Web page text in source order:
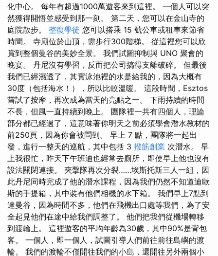
化中心。 每年有超過1000萬遊客來到這裡。 一個人可以突
然獲得開悟並感受到那一刻。 第二天，您可以在金山寺的
庭院散步。 整復學徒 您可以搭乘 15 號公車或租車來節省
時間。 寺廟位於山頂，需步行300階梯。 從這裡您可以欣
賞到整個曼谷的美妙全景。 我們試圖抑制與 UNO 聚會的
晚宴。 丹尼沒有學習，反而把公司搞得支離破碎。 但最後
我們已經濕透了，其實泳池裡的水是給我的，因為大概有
30度（包括海水！），所以比較溫暖。 這段時間，Esztos
嘗試了按摩，再次成為當天的亮點之一。 下雨持續的時間
不長，但風一直持續到晚上。 團隊裡一共有四個人，理論
部分都已經過了，這意味著你明天之前必須學會潛水教材的
前250頁，因為你會被問到。 早上 7 點，團隊將一起出
發，進行一整天的巡航，其中包括 3 撥筋創業 次潛水。 早
上我很忙，昨天下午班迪也經常去廁所，即使早上他也沒有
設法關閉連接。 夾擊隊再次分裂……埃斯托斯三人一組，因
此丹尼同時完成了他的潛水課程，因為我們仍然不知道迪歐
斯的手提箱，其中裝有他們相機的水下箱。 我們早上7點到
達曼谷，因為時間不多，他們在飛機出口處等我們，為了安
全起見他們在途中給我們調整了。 他們把我們從機場轉移
到渡輪上。 這裡遊客的平均年齡為30歲，其中90%是背包
客。 一個人，即一個人，試圖引導人們前往前往島嶼的渡
輪。 我們的渡輪不僅開往我們的小島，還開往另外兩個小